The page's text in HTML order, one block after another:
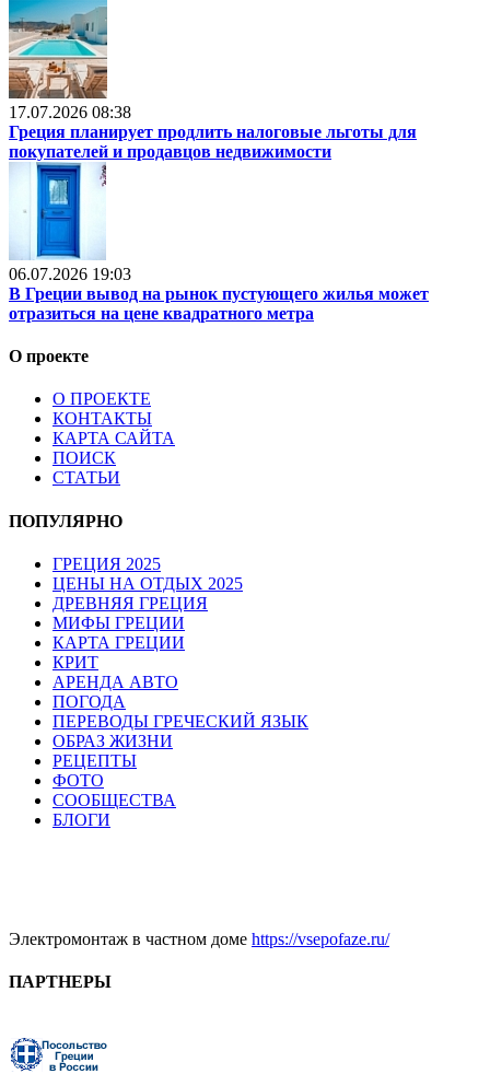
17.07.2026 08:38
Греция планирует продлить налоговые льготы для
покупателей и продавцов недвижимости
06.07.2026 19:03
В Греции вывод на рынок пустующего жилья может
отразиться на цене квадратного метра
О проекте
О ПРОЕКТЕ
КОНТАКТЫ
КАРТА САЙТА
ПОИСК
СТАТЬИ
ПОПУЛЯРНО
ГРЕЦИЯ 2025
ЦЕНЫ НА ОТДЫХ 2025
ДРЕВНЯЯ ГРЕЦИЯ
МИФЫ ГРЕЦИИ
КАРТА ГРЕЦИИ
КРИТ
АРЕНДА АВТО
ПОГОДА
ПЕРЕВОДЫ ГРЕЧЕСКИЙ ЯЗЫК
ОБРАЗ ЖИЗНИ
РЕЦЕПТЫ
ФОТО
СООБЩЕСТВА
БЛОГИ
Электромонтаж в частном доме https://vsepofaze.ru/
ПАРТНЕРЫ